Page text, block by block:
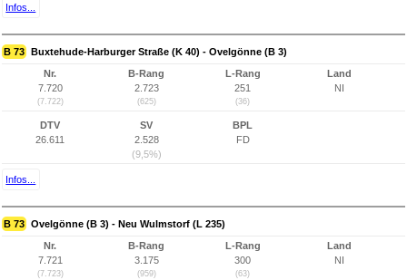
Infos...
B 73 Buxtehude-Harburger Straße (K 40) - Ovelgönne (B 3)
Nr.
7.720
(7.722)
B-Rang
2.723
(625)
L-Rang
251
(36)
Land
NI
DTV
26.611
SV
2.528
(9,5%)
BPL
FD
Infos...
B 73 Ovelgönne (B 3) - Neu Wulmstorf (L 235)
Nr.
7.721
(7.723)
B-Rang
3.175
(959)
L-Rang
300
(63)
Land
NI